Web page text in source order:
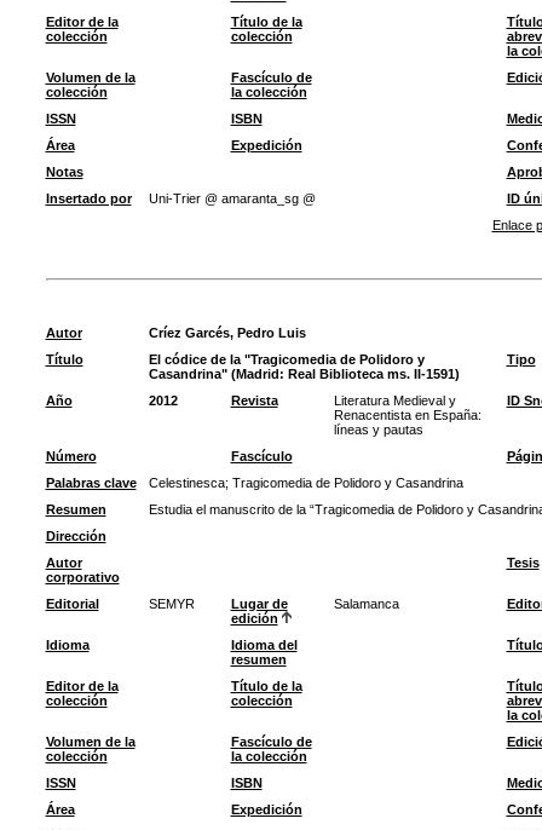
Editor de la
colección
Título de la
colección
la
Volumen de la
colección
Fascículo de
la colección
ISSN ISBN
Área
Expedición
Notas
Insertado por
Uni-Trier @ amaranta_sg @
ID
Enlace
Autor
Críez Garcés, Pedro Luis
Título
El códice de la "Tragicomedia de Polidoro y
Casandrina" (Madrid: Real Biblioteca ms. II-1591)
Tipo
Año 2012 Revista
Literatura Medieval y
Renacentista en España:
líneas y pautas
ID
Número Fascículo
Palabras clave
Celestinesca; Tragicomedia de Polidoro y Casandrina
Resumen
Estudia el manuscrito de la “Tragicomedia de Polidoro y
Dirección
Autor
corporativo
Tesis
Editorial SEMYR
Lugar de
edición
Salamanca
Idioma
Idioma del
resumen
Editor de la
colección
Título de la
colección
la
Volumen de la
colección
Fascículo de
la colección
ISSN ISBN
Área
Expedición